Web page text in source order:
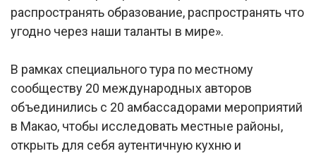
распространять образование, распространять что
угодно через наши таланты в мире».
В рамках специального тура по местному
сообществу 20 международных авторов
объединились с 20 амбассадорами мероприятий
в Макао, чтобы исследовать местные районы,
открыть для себя аутентичную кухню и